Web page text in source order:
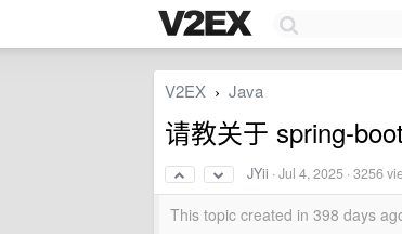
V2EX › Java
请教关于 spring-
JYii ·Jul 4, 2025 · 3256
This topic created in 398 days